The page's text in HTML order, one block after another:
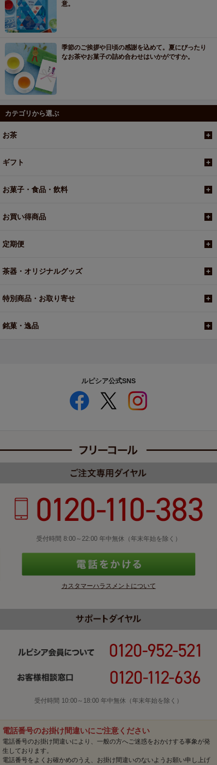
意。
季節のご挨拶や日頃の感謝を込めて。夏にぴったり
なお茶やお菓子の詰め合わせはいかがですか。
カテゴリから選ぶ
お茶
ギフト
お菓子・食品・飲料
お買い得商品
定期便
茶器・オリジナルグッズ
特別商品・お取り寄せ
銘菓・逸品
ルピシア公式SNS
受付時間 8:00～22:00 年中無休（年末年始を除く）
カスタマーハラスメントについて
受付時間 10:00～18:00 年中無休（年末年始を除く）
電話番号のお掛け間違いにご注意ください
電話番号のお掛け間違いにより、一般の方へご迷惑をおかけする事象が発
生しております。
電話番号をよくお確かめのうえ、お掛け間違いのないようお願い申し上げ